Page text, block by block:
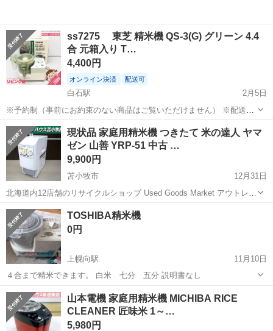
ss7275 東芝 精米機 QS-3(G) グリーン 4.4
合 元箱入り T…
4,400円
オンライン決済 配送可
白石駅
2月5日
※予約制（事前にお約束のない商品はご覧いただけません） ※配送対
応日 月曜～土曜（日曜休み） ※引取対応日 平日10:30～17:30
のみ（土日祝休み） ※土日祝は定休日となりますので、 メッセージの
返信は出...
北海道 札幌市 白石駅 キッチン家電
現状品 家庭用精米機 つきたて 米の達人 ヤマ
ゼン 山善 YRP-51 中古 …
9,900円
苫小牧市
12月31日
北海道内12店舗のリサイクルショップ Used Goods Market アウトレッ
トモノハウス苫小牧西店です。 --------------------------------------------------...
北海道 苫小牧市 キッチン家電
TOSHIBA精米機
0円
上幌向駅
11月10日
４合まで精米できます。 白米 七分 五分 説明書なし
北海道 岩見沢市 上幌向駅 キッチン家電
山本電機 家庭用精米機 MICHIBA RICE
CLEANER 匠味米 1～…
5,980円